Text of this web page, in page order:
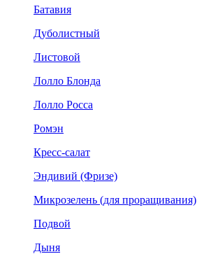
Батавия
Дуболистный
Листовой
Лолло Блонда
Лолло Росса
Ромэн
Кресс-салат
Эндивий (Фризе)
Микрозелень (для проращивания)
Подвой
Дыня